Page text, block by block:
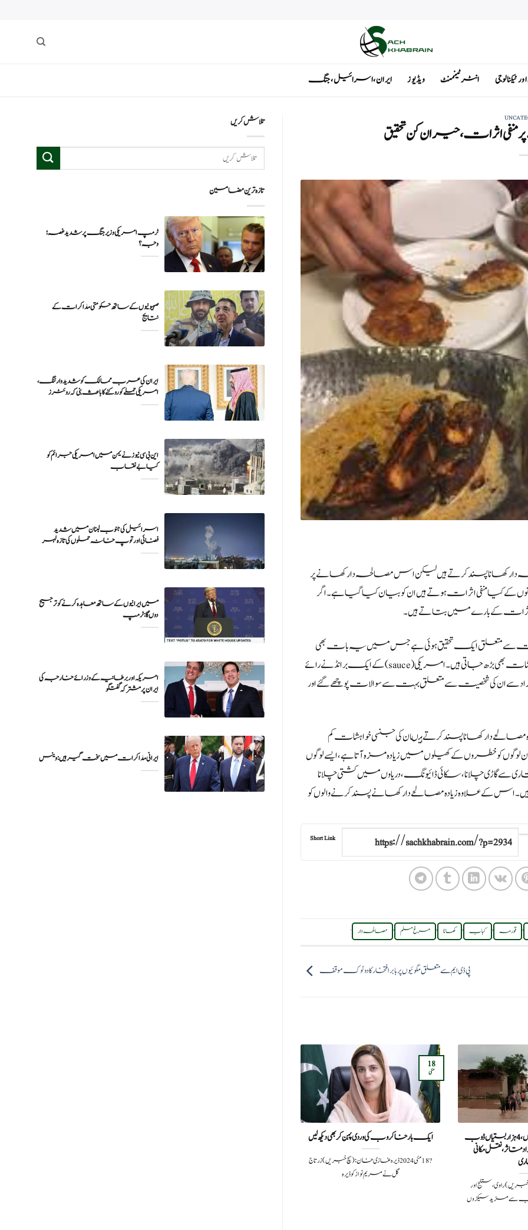
انٹرٹینمنٹ ویڈیوز ایران ، اسرائیل ، جنگ
اثرات، حیران کن تحقیق
پسند کرتے ہیں لیکن اس مصالحہ دار کھانے پر
کیا منفی اثرات ہوتے ہیں ان کو بیان کیا گیا ہے۔ اگر
کے بارے میں بتاتے ہیں۔
سے متعلق ایک تحقیق ہوئی ہے جس میں یہ بات بھی
سامنے آئی ہے کہ زیادہ مصالحے کھانے والے افراد کی جنسی خواہشات بھی بڑھ جاتی ہیں ۔امریکی (sauce)کے ایک برانڈ نے رائے
کی شخصیت سے متعلق بہت سے سوالات پوچھے گئے اور
دار کھانا پسند کرتے ہیںان کی جنسی خواہشات کم
لوگوں کو خطروں کے کھیلوں میں زیادہ مزہ آتا ہے ،ایسے لوگوں
سے گاڑی چلانا ،سکائی ڈائیونگ ،دریاوں میں کشتی چلانا
کے علاوہ زیادہ مصالحے دار کھانے پسند کرنے والوں کو
Short Link
, قورمہ , کباب , کھانا , مرغ مسلم , مصالحہ دار .
پی ڈی ایم سےمتعلق مگوئیوں پر بابر افتخار کا دوٹوک موقف
سیلاب کی تباہ کاریاں، 4 ہزار بستیاں ڈوب
افراد متاثر، نقل مکانی
(سچ خبریں) راوی، ستلج اور
مزید سیکڑوں
ایک بار خاکروب کی وردی پہن کر بھی دیکھ لیں
?️ 18 مئی 2024ڈیرہ غازی خان: (سچ خبریں) زرتاج
گل نے مریم نواز کو ڈیرہ
18
مئی
تلاش کریں
تازہ ترین مضامین
ٹرمپ امریکی وزیر جنگ پر شدید غصہ؛
وجہ ؟
صہیونیوں کے ساتھ حکومتی مذاکرات کے
نتایج
ایران کی عرب ممالک کو شدید وارننگ،
امریکی حملے کو روکنے کا باعث بنی کہ روئٹرز
این بی سی نیوز نے یمن میں امریکی جرائم کو
اسرائیل کی جنوب لبنان میں شدید
فضائی اور توپ خانہ حملوں کی تازہ لہر
میں ایرانیوں کے ساتھ معاہدہ کرنے کو ترجیح
دوں گا : ٹرمپ
امریکہ اور برطانیہ کے وزرائے خارجہ کی
ایران پر مشترکہ گفتگو
ایرانی مذاکرات میں سخت گیر ہیں: وینس